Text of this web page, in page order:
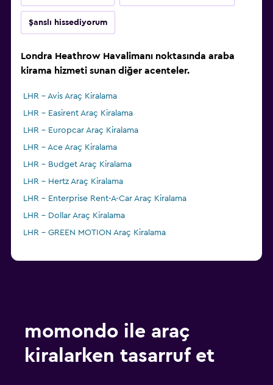
Şanslı hissediyorum
Londra Heathrow Havalimanı noktasında araba
kirama hizmeti sunan diğer acenteler.
LHR - Avis Araç Kiralama
LHR - Easirent Araç Kiralama
LHR - Europcar Araç Kiralama
LHR - Ace Araç Kiralama
LHR - Budget Araç Kiralama
LHR - Hertz Araç Kiralama
LHR - Enterprise Rent-A-Car Araç Kiralama
LHR - Dollar Araç Kiralama
LHR - GREEN MOTION Araç Kiralama
momondo ile araç
kiralarken tasarruf et